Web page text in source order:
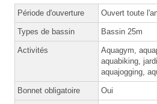
Période d'ouverture Ouvert toute
Types de bassin Bassin 25m
Activités
Aquagym,
aquabiking,
aquajogging,
Bonnet obligatoire Oui